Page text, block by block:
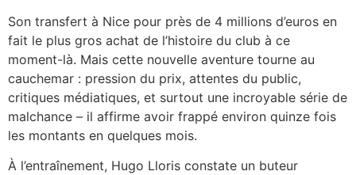
Son transfert à Nice pour près de 4 millions d’euros en
fait le plus gros achat de l’histoire du club à ce
moment-là. Mais cette nouvelle aventure tourne au
cauchemar : pression du prix, attentes du public,
critiques médiatiques, et surtout une incroyable série de
malchance – il affirme avoir frappé environ quinze fois
les montants en quelques mois.​
À l’entraînement, Hugo Lloris constate un buteur